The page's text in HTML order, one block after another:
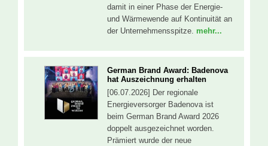
damit in einer Phase der Energie-
und Wärmewende auf Kontinuität an
der Unternehmensspitze. mehr...
German Brand Award: Badenova
hat Auszeichnung erhalten
[06.07.2026] Der regionale
Energieversorger Badenova ist
beim German Brand Award 2026
doppelt ausgezeichnet worden.
Prämiert wurde der neue